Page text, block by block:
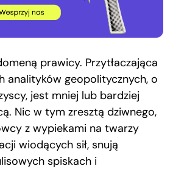
prawicy. Przytłaczająca
analityków geopolitycznych, o
jest mniej lub bardziej
Nic w tym zresztą dziwnego,
z wypiekami na twarzy
wiodących sił, snują
spiskach i